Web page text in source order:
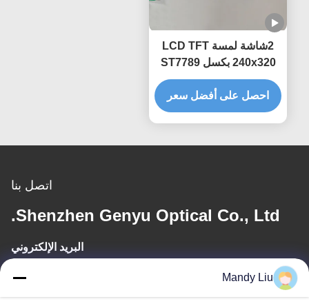
2شاشة لمسة LCD TFT
240x320 بكسل ST7789
متوازية 36pin FPC
احصل على أفضل سعر
اتصل بنا
Shenzhen Genyu Optical Co., Ltd.
البريد الإلكتروني
Tan@genyudisplay.com
Mandy Liu